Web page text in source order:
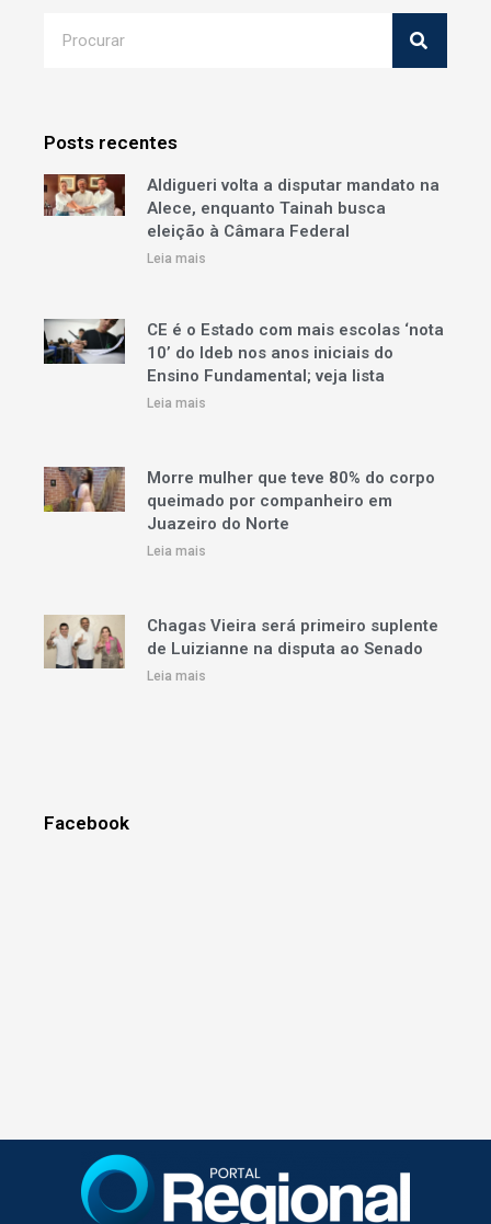
Posts recentes
Aldigueri volta a disputar mandato na
Alece, enquanto Tainah busca
eleição à Câmara Federal
Leia mais
CE é o Estado com mais escolas ‘nota
10’ do Ideb nos anos iniciais do
Ensino Fundamental; veja lista
Leia mais
Morre mulher que teve 80% do corpo
queimado por companheiro em
Juazeiro do Norte
Leia mais
Chagas Vieira será primeiro suplente
de Luizianne na disputa ao Senado
Leia mais
Facebook